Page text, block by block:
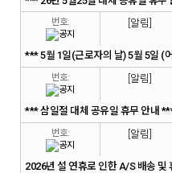
번호: [알림]
번호: [알림]
*** 5월 1일(근로자의 날) 5월 5일 (
번호: [알림]
*** 삼일절 대체 공유일 휴무 안내
2026년 설 연휴로 인한 A/S 배송 및